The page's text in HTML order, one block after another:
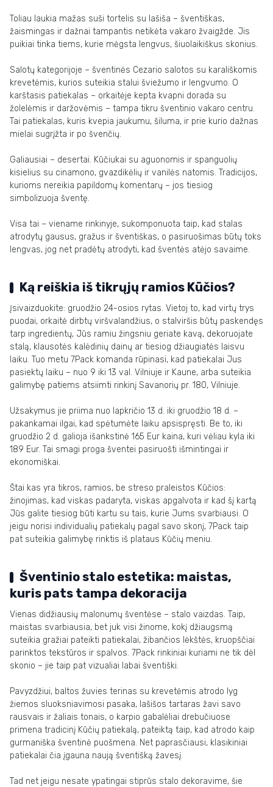
Toliau laukia mažas suši tortelis su lašiša – šventiškas,
žaismingas ir dažnai tampantis netikėta vakaro žvaigžde. Jis
puikiai tinka tiems, kurie mėgsta lengvus, šiuolaikiškus skonius.
Salotų kategorijoje – šventinės Cezario salotos su karališkomis
krevetėmis, kurios suteikia stalui šviežumo ir lengvumo. O
karštasis patiekalas – orkaitėje kepta kvapni dorada su
žolelėmis ir daržovėmis – tampa tikru šventinio vakaro centru.
Tai patiekalas, kuris kvepia jaukumu, šiluma, ir prie kurio dažnas
mielai sugrįžta ir po švenčių.
Galiausiai – desertai. Kūčiukai su aguonomis ir spanguolių
kisielius su cinamono, gvazdikėlių ir vanilės natomis. Tradicijos,
kurioms nereikia papildomų komentarų – jos tiesiog
simbolizuoja šventę.
Visa tai – viename rinkinyje, sukomponuota taip, kad stalas
atrodytų gausus, gražus ir šventiškas, o pasiruošimas būtų toks
lengvas, jog net pradėtų atrodyti, kad šventės atėjo savaime.
Ką reiškia iš tikrųjų ramios Kūčios?
Įsivaizduokite: gruodžio 24-osios rytas. Vietoj to, kad virtų trys
puodai, orkaitė dirbtų viršvalandžius, o stalviršis būtų paskendęs
tarp ingredientų, Jūs ramiu žingsniu geriate kavą, dekoruojate
stalą, klausotės kalėdinių dainų ar tiesiog džiaugiatės laisvu
laiku. Tuo metu 7Pack komanda rūpinasi, kad patiekalai Jus
pasiektų laiku – nuo 9 iki 13 val. Vilniuje ir Kaune, arba suteikia
galimybę patiems atsiimti rinkinį Savanorių pr. 180, Vilniuje.
Užsakymus jie priima nuo lapkričio 13 d. iki gruodžio 18 d. –
pakankamai ilgai, kad spėtumėte laiku apsispręsti. Be to, iki
gruodžio 2 d. galioja išankstinė 165 Eur kaina, kuri vėliau kyla iki
189 Eur. Tai smagi proga šventei pasiruošti išmintingai ir
ekonomiškai.
Štai kas yra tikros, ramios, be streso praleistos Kūčios:
žinojimas, kad viskas padaryta, viskas apgalvota ir kad šį kartą
Jūs galite tiesiog būti kartu su tais, kurie Jums svarbiausi. O
jeigu norisi individualių patiekalų pagal savo skonį, 7Pack taip
pat suteikia galimybę rinktis iš plataus Kūčių meniu.
Šventinio stalo estetika: maistas,
kuris pats tampa dekoracija
Vienas didžiausių malonumų šventėse – stalo vaizdas. Taip,
maistas svarbiausia, bet juk visi žinome, kokį džiaugsmą
suteikia gražiai pateikti patiekalai, žibančios lėkštės, kruopščiai
parinktos tekstūros ir spalvos. 7Pack rinkiniai kuriami ne tik dėl
skonio – jie taip pat vizualiai labai šventiški.
Pavyzdžiui, baltos žuvies terinas su krevetėmis atrodo lyg
žiemos sluoksniavimosi pasaka, lašišos tartaras žavi savo
rausvais ir žaliais tonais, o karpio gabalėliai drebučiuose
primena tradicinį Kūčių patiekalą, pateiktą taip, kad atrodo kaip
gurmaniška šventinė puošmena. Net paprasčiausi, klasikiniai
patiekalai čia įgauna naują šventišką žavesį.
Tad net jeigu nesate ypatingai stiprūs stalo dekoravime, šie